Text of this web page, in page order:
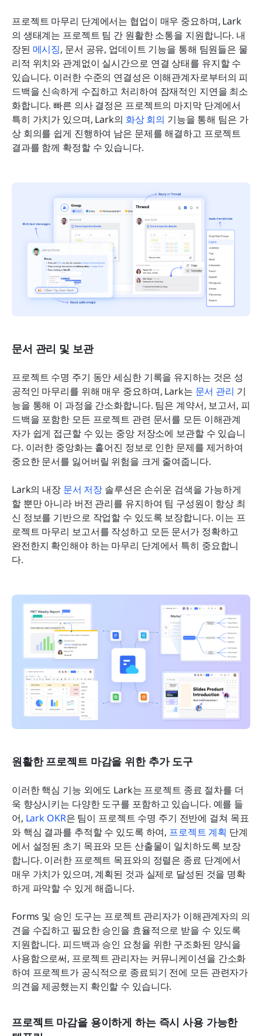
프로젝트 마무리 단계에서는 협업이 매우 중요하며, Lark
의 생태계는 프로젝트 팀 간 원활한 소통을 지원합니다. 내
장된 메시징, 문서 공유, 업데이트 기능을 통해 팀원들은 물
리적 위치와 관계없이 실시간으로 연결 상태를 유지할 수
있습니다. 이러한 수준의 연결성은 이해관계자로부터의 피
드백을 신속하게 수집하고 처리하여 잠재적인 지연을 최소
화합니다. 빠른 의사 결정은 프로젝트의 마지막 단계에서
특히 가치가 있으며, Lark의 화상 회의 기능을 통해 팀은 가
상 회의를 쉽게 진행하여 남은 문제를 해결하고 프로젝트
결과를 함께 확정할 수 있습니다.
문서 관리 및 보관
프로젝트 수명 주기 동안 세심한 기록을 유지하는 것은 성
공적인 마무리를 위해 매우 중요하며, Lark는 문서 관리 기
능을 통해 이 과정을 간소화합니다. 팀은 계약서, 보고서, 피
드백을 포함한 모든 프로젝트 관련 문서를 모든 이해관계
자가 쉽게 접근할 수 있는 중앙 저장소에 보관할 수 있습니
다. 이러한 중앙화는 흩어진 정보로 인한 문제를 제거하여
중요한 문서를 잃어버릴 위험을 크게 줄여줍니다.
Lark의 내장 문서 저장 솔루션은 손쉬운 검색을 가능하게
할 뿐만 아니라 버전 관리를 유지하여 팀 구성원이 항상 최
신 정보를 기반으로 작업할 수 있도록 보장합니다. 이는 프
로젝트 마무리 보고서를 작성하고 모든 문서가 정확하고
완전한지 확인해야 하는 마무리 단계에서 특히 중요합니
다.
원활한 프로젝트 마감을 위한 추가 도구
이러한 핵심 기능 외에도 Lark는 프로젝트 종료 절차를 더
욱 향상시키는 다양한 도구를 포함하고 있습니다. 예를 들
어, Lark OKR은 팀이 프로젝트 수명 주기 전반에 걸쳐 목표
와 핵심 결과를 추적할 수 있도록 하여, 프로젝트 계획 단계
에서 설정된 초기 목표와 모든 산출물이 일치하도록 보장
합니다. 이러한 프로젝트 목표와의 정렬은 종료 단계에서
매우 가치가 있으며, 계획된 것과 실제로 달성된 것을 명확
하게 파악할 수 있게 해줍니다.
Forms 및 승인 도구는 프로젝트 관리자가 이해관계자의 의
견을 수집하고 필요한 승인을 효율적으로 받을 수 있도록
지원합니다. 피드백과 승인 요청을 위한 구조화된 양식을
사용함으로써, 프로젝트 관리자는 커뮤니케이션을 간소화
하여 프로젝트가 공식적으로 종료되기 전에 모든 관련자가
의견을 제공했는지 확인할 수 있습니다.
프로젝트 마감을 용이하게 하는 즉시 사용 가능한